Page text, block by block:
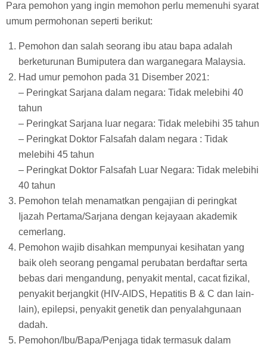
Para pemohon yang ingin memohon perlu memenuhi syarat
umum permohonan seperti berikut:
Pemohon dan salah seorang ibu atau bapa adalah
berketurunan Bumiputera dan warganegara Malaysia.
Had umur pemohon pada 31 Disember 2021:
– Peringkat Sarjana dalam negara: Tidak melebihi 40
tahun
– Peringkat Sarjana luar negara: Tidak melebihi 35 tahun
– Peringkat Doktor Falsafah dalam negara : Tidak
melebihi 45 tahun
– Peringkat Doktor Falsafah Luar Negara: Tidak melebihi
40 tahun
Pemohon telah menamatkan pengajian di peringkat
Ijazah Pertama/Sarjana dengan kejayaan akademik
cemerlang.
Pemohon wajib disahkan mempunyai kesihatan yang
baik oleh seorang pengamal perubatan berdaftar serta
bebas dari mengandung, penyakit mental, cacat fizikal,
penyakit berjangkit (HIV-AIDS, Hepatitis B & C dan lain-
lain), epilepsi, penyakit genetik dan penyalahgunaan
dadah.
Pemohon/Ibu/Bapa/Penjaga tidak termasuk dalam